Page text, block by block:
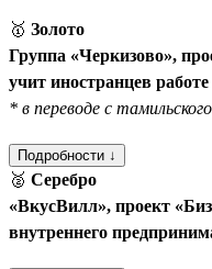
🥇 Золото
Группа «Черкизово»,
учит иностранцев
* в переводе с
Подробности ↓
🥈 Серебро
«ВкусВилл», проект
внутреннего